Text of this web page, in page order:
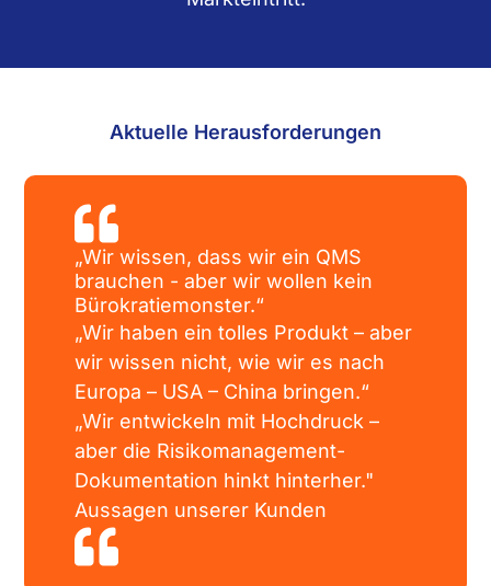
Aktuelle Heraus­forderungen

„Wir wissen, dass wir ein QMS
brauchen - aber wir wollen kein
Bürokratie­monster.“
„Wir haben ein tolles Produkt – aber
wir wissen nicht, wie wir es nach
Europa – USA – China bringen.“
„Wir entwickeln mit Hochdruck –
aber die Risiko­management-
Dokumentation hinkt hinterher."
Aussagen unserer Kunden
